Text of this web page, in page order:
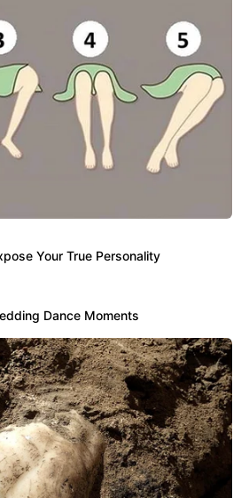
Your True Personality
Dance Moments